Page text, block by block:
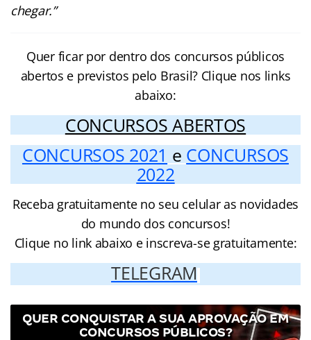
chegar.”
Quer ficar por dentro dos concursos públicos
abertos e previstos pelo Brasil? Clique nos links
abaixo:
CONCURSOS ABERTOS
CONCURSOS 2021 e CONCURSOS
2022
Receba gratuitamente no seu celular as novidades
do mundo dos concursos!
Clique no link abaixo e inscreva-se gratuitamente:
TELEGRAM
QUER CONQUISTAR A SUA APROVAÇÃO EM
CONCURSOS PÚBLICOS?